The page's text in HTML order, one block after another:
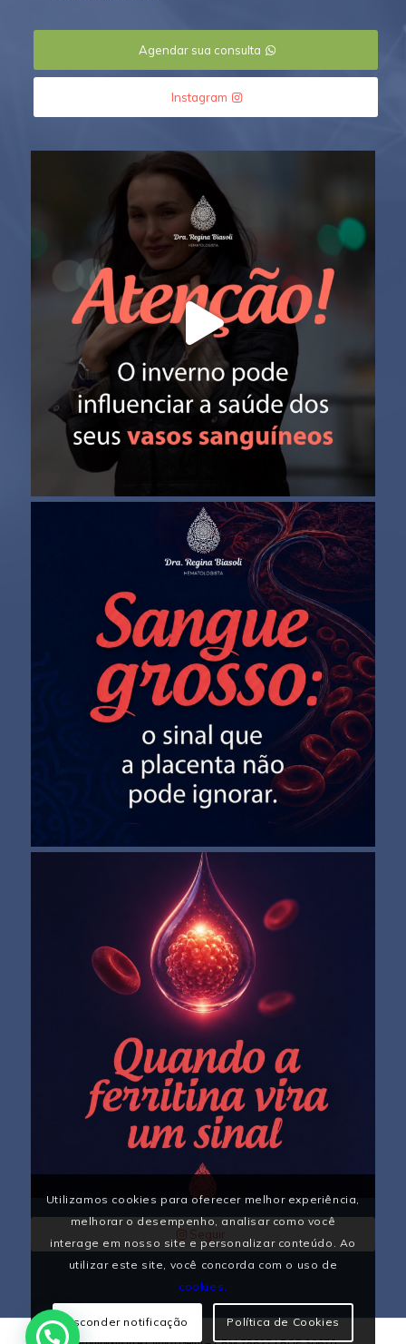
Agendar sua consulta
Instagram
Seguir
Utilizamos cookies para oferecer melhor experiência,
melhorar o desempenho, analisar como você
interage em nosso site e personalizar conteúdo. Ao
utilizar este site, você concorda com o uso de
cookies.
Esconder notificação Política de Cookies